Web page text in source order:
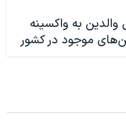
والدین به واکسینه
موجود در کشور